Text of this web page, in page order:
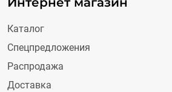
Каталог
Спецпредложения
Распродажа
Доставка